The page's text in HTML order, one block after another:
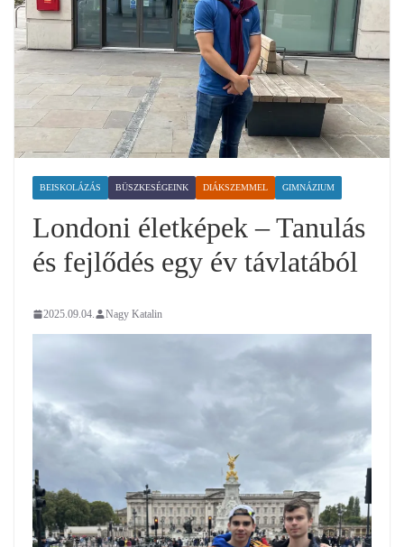
BEISKOLÁZÁS BÜSZKESÉGEINK DIÁKSZEMMEL GIMNÁZIUM
Londoni életképek – Tanulás
és fejlődés egy év távlatából
2025.09.04. Nagy Katalin